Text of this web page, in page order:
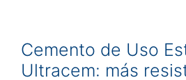
Cemento de Uso
Ultracem: más